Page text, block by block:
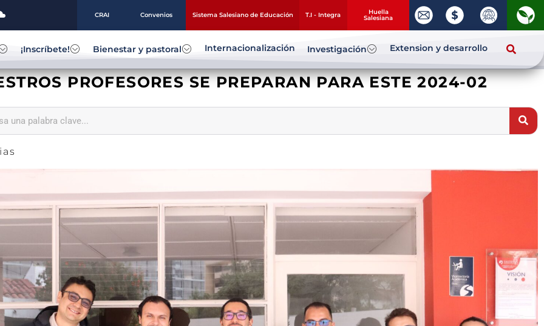
CRAI Convenios Sistema Salesiano de Educación T.I - Integra Huella
Salesiana
¡Inscríbete! Bienestar y pastoral Internacionalización Investigación Extension y desarrollo
PROFESORES SE PREPARAN PARA ESTE 2024-02